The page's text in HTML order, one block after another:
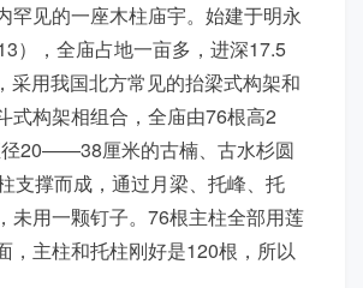
罕见的一座木柱庙宇。始建于明永
），全庙占地一亩多，进深17.5
采用我国北方常见的抬梁式构架和
式构架相组合，全庙由76根高2
20——38厘米的古楠、古水杉圆
支撑而成，通过月梁、托峰、托
未用一颗钉子。76根主柱全部用莲
，主柱和托柱刚好是120根，所以